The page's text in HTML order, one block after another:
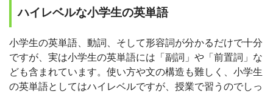
ハイレベルな小学生の英単語
小学生の英単語、動詞、そして形容詞が分かるだけで十分
ですが、実は小学生の英単語には「副詞」や「前置詞」な
ども含まれています。使い方や文の構造も難しく、小学生
の英単語としてはハイレベルですが、授業で習うのでしっ